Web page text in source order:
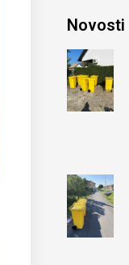
Novosti